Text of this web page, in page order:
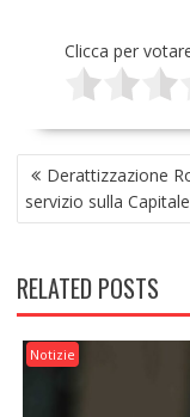
Clicca per
NAVIGAZIONE
ARTICOLI
Derattizzazione
servizio sulla Capitale
RELATED POSTS
Notizie